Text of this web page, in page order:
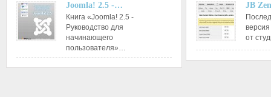
Joomla! 2.5 -…
Книга «Joomla! 2.5 -
Руководство для
начинающего
пользователя»…
JB
от